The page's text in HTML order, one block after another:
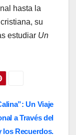
hasta la
su
estudiar Un
Un Viaje
a Través del
los Recuerdos.